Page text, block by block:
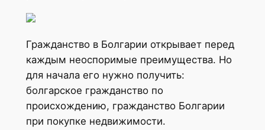
Гражданство в Болгарии открывает перед
каждым неоспоримые преимущества. Но
для начала его нужно получить:
болгарское гражданство по
происхождению, гражданство Болгарии
при покупке недвижимости.